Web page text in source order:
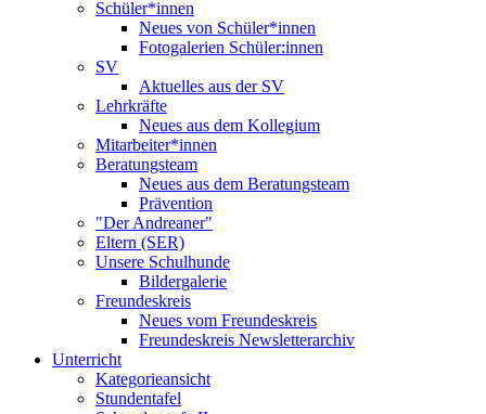
Schüler*innen
Neues von Schüler*innen
Fotogalerien Schüler:innen
SV
Aktuelles aus der SV
Lehrkräfte
Neues aus dem Kollegium
Mitarbeiter*innen
Beratungsteam
Neues aus dem Beratungsteam
Prävention
"Der Andreaner"
Eltern (SER)
Unsere Schulhunde
Bildergalerie
Freundeskreis
Neues vom Freundeskreis
Freundeskreis Newsletterarchiv
Unterricht
Kategorieansicht
Stundentafel